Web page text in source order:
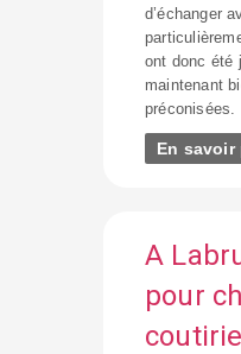
d’échanger
ont donc été
maintenant
préconisées.
En savoir
A
pour